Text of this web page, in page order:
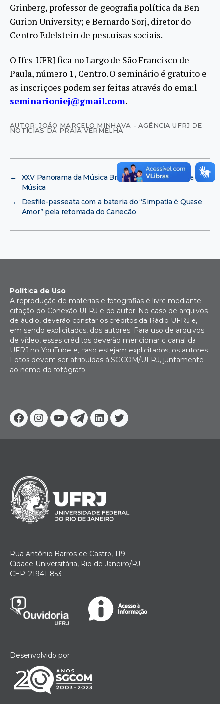
Grinberg, professor de geografia política da Ben
Gurion University; e Bernardo Sorj, diretor do
Centro Edelstein de pesquisas sociais.
O Ifcs-UFRJ fica no Largo de São Francisco de
Paula, número 1, Centro. O seminário é gratuito e
as inscrições podem ser feitas através do email
seminarioniej@gmail.com.
AUTOR: JOÃO MARCELO MINHAVA - AGÊNCIA UFRJ DE
NOTÍCIAS DA PRAIA VERMELHA
←
XXV Panorama da Música Brasileira Atual na Escola de
Música
→
Desfile-passeata com a bateria do “Simpatia é Quase
Amor” pela retomada do Canecão
Facebook
Instagram
YoutubeTelegram
Linkedin
Twitter
Política de Uso
A reprodução de matérias e fotografias é livre mediante
citação do Conexão UFRJ e do autor. No caso de arquivos
de áudio, deverão constar os créditos da Rádio UFRJ e,
em sendo explicitados, dos autores. Para uso de arquivos
de vídeo, esses créditos deverão mencionar o canal da
UFRJ no YouTube e, caso estejam explicitados, os autores.
Fotos devem ser atribuídas à SGCOM/UFRJ, juntamente
ao nome do fotógrafo.
Rua Antônio Barros de Castro, 119
Cidade Universitária, Rio de Janeiro/RJ
CEP: 21941-853
Desenvolvido por